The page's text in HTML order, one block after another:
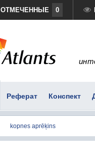
ОТМЕЧЕННЫЕ 0
Реферат Конспект